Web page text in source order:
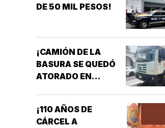
DE 50 MIL PESOS!
¡CAMIÓN DE LA
BASURA SE QUEDÓ
ATORADO EN
¡110 AÑOS DE
CÁRCEL A